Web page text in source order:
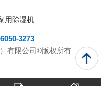
用除湿机
3273
有限公司©版权所有